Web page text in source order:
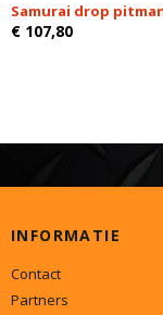
Samurai drop
€ 107,80
INFORMATIE
Contact
Partners